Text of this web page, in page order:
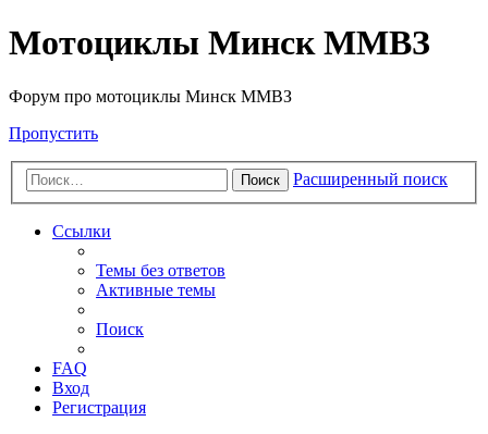
Мотоциклы Минск ММВЗ
Форум про мотоциклы Минск ММВЗ
Пропустить
Поиск Расширенный поиск
Ссылки
Темы без ответов
Активные темы
Поиск
FAQ
Вход
Регистрация